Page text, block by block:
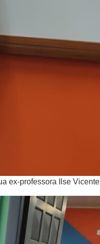
ex-professora Ilse Vicente